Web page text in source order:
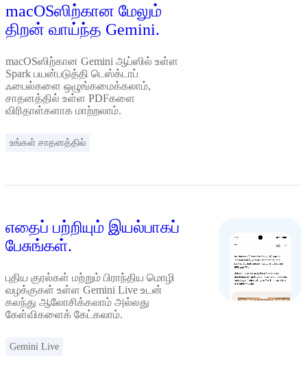
macOSஸிற்கான மேலும்
திறன் வாய்ந்த Gemini.
macOSஸிற்கான Gemini ஆப்ஸில் உள்ள
Spark பயன்படுத்தி டெஸ்க்டாப்
ஃபைல்களை ஒழுங்கமைக்கலாம்,
சாதனத்தில் உள்ள PDFகளை
விரிதாள்களாக மாற்றலாம்.
உங்கள் சாதனத்தில்
எதைப் பற்றியும் இயல்பாகப்
பேசுங்கள்.
புதிய குரல்கள் மற்றும் பிராந்திய மொழி
வழக்குகள் உள்ள Gemini Live உடன்
கலந்து ஆலோசிக்கலாம் அல்லது
கேள்விகளைக் கேட்கலாம்.
Gemini Live